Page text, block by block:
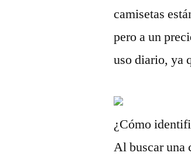
camisetas
pero a un
uso diario, ya
¿Cómo
Al buscar una